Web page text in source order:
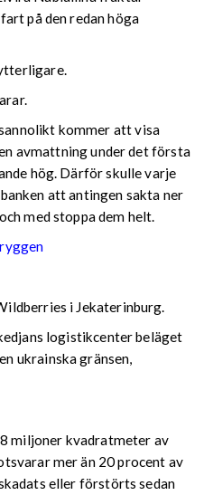
på den redan höga
kommer att visa
avmattning under det första
hög. Därför skulle varje
att antingen sakta ner
med stoppa dem helt.
i Jekaterinburg.
logistikcenter beläget
ukrainska gränsen,
miljoner kvadratmeter av
mer än 20 procent av
eller förstörts sedan